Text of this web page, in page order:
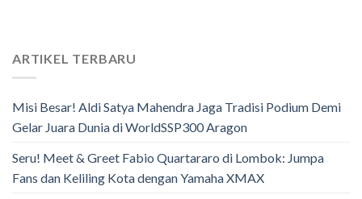
ARTIKEL TERBARU
Misi Besar! Aldi Satya Mahendra Jaga Tradisi Podium Demi
Gelar Juara Dunia di WorldSSP300 Aragon
Seru! Meet & Greet Fabio Quartararo di Lombok: Jumpa
Fans dan Keliling Kota dengan Yamaha XMAX